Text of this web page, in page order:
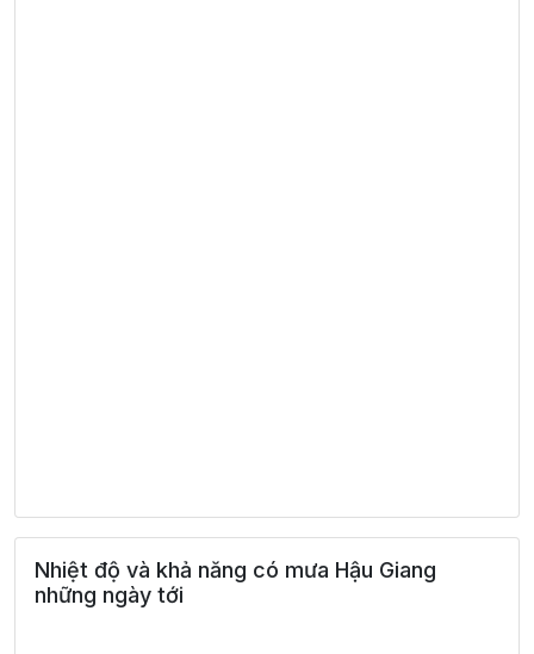
Nhiệt độ và khả năng có mưa Hậu Giang
những ngày tới